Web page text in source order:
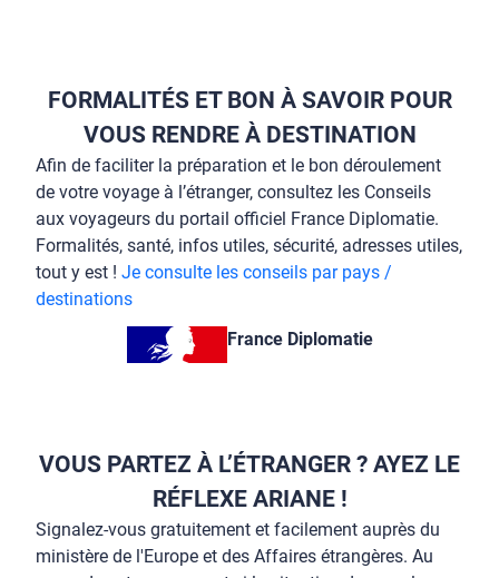
FORMALITÉS ET BON À SAVOIR POUR
VOUS RENDRE À DESTINATION
Afin de faciliter la préparation et le bon déroulement
de votre voyage à l’étranger, consultez les Conseils
aux voyageurs du portail officiel France Diplomatie.
Formalités, santé, infos utiles, sécurité, adresses utiles,
tout y est ! Je consulte les conseils par pays /
destinations
France Diplomatie
VOUS PARTEZ À L’ÉTRANGER ? AYEZ LE
RÉFLEXE ARIANE !
Signalez-vous gratuitement et facilement auprès du
ministère de l'Europe et des Affaires étrangères. Au